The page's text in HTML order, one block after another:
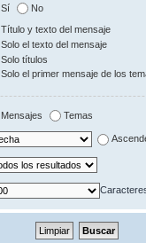
Sí No
Título y texto del mensaje
Solo el texto del mensaje
Solo títulos
Solo el primer mensaje de los
Mensajes Temas